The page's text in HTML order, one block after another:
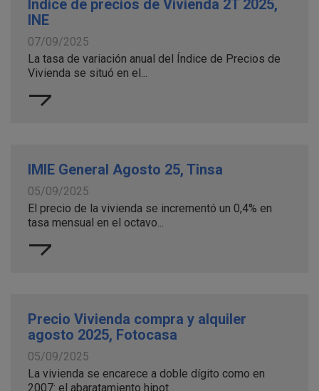
Índice de precios de Vivienda 2T 2025,
INE
07/09/2025
La tasa de variación anual del Índice de Precios de
Vivienda se situó en el...
IMIE General Agosto 25, Tinsa
05/09/2025
El precio de la vivienda se incrementó un 0,4% en
tasa mensual en el octavo...
Precio Vivienda compra y alquiler
agosto 2025, Fotocasa
05/09/2025
La vivienda se encarece a doble dígito como en
2007: el abaratamiento hipot...